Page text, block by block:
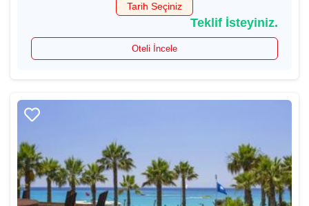
Tarih Seçiniz
Teklif İsteyiniz.
Oteli İncele